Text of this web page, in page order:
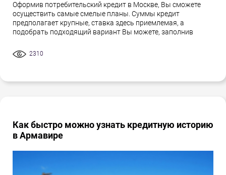
Оформив потребительский кредит в Москве, Вы сможете
осуществить самые смелые планы. Суммы кредит
предполагает крупные, ставка здесь приемлемая, а
подобрать подходящий вариант Вы можете, заполнив
2310
Как быстро можно узнать кредитную историю
в Армавире